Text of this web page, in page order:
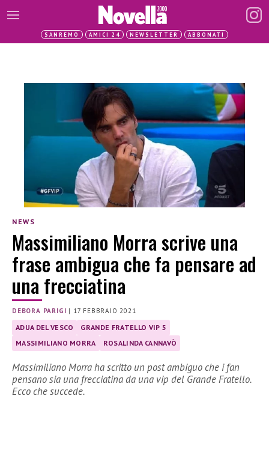
SANREMO AMICI 24 NEWSLETTER ABBONATI
NEWS
Massimiliano Morra scrive una
frase ambigua che fa pensare ad
una frecciatina
DEBORA PARIGI | 17 FEBBRAIO 2021
ADUA DEL VESCO
GRANDE FRATELLO VIP 5
MASSIMILIANO MORRA
ROSALINDA CANNAVÒ
Massimiliano Morra ha scritto un post ambiguo che i fan
pensano sia una frecciatina da una vip del Grande Fratello.
Ecco che succede.